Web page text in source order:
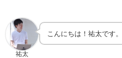
祐太
こんにちは！祐太です。